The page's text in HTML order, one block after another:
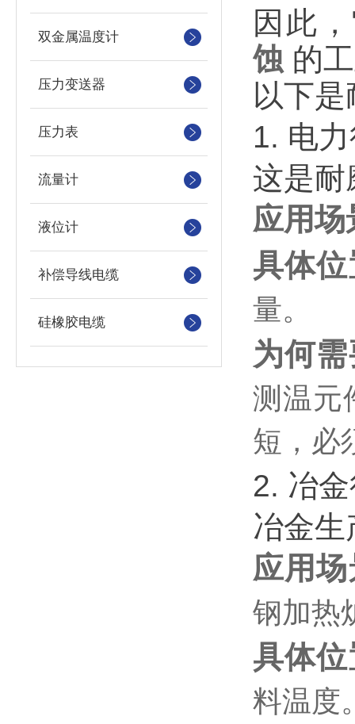
双金属温度计
压力变送器
压力表
流量计
液位计
补偿导线电缆
硅橡胶电缆
因此
蚀 的
以下
1. 电
这是耐
应用场
具体
量。
为何
测温元
短，必
2. 冶
冶金
应用
钢加热
具体
料温度